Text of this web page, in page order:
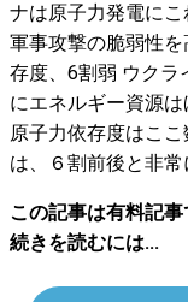
ナは原子力発電に
軍事攻撃の脆弱性
存度、6割弱 ウクラ
にエネルギー資源
原子力依存度はこ
は、６割前後と非
この記事は有料記事
続きを読むには...